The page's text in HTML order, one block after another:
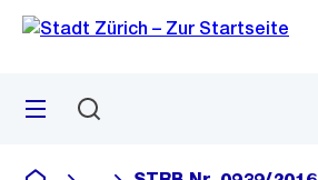
Navigation
Sprunglink
Menü